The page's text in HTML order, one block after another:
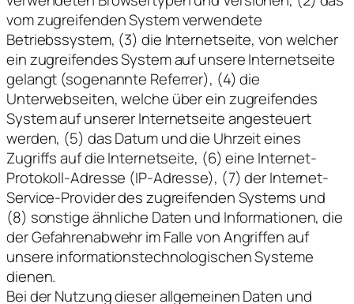
vom zugreifenden System verwendete
Betriebssystem, (3) die Internetseite, von welcher
ein zugreifendes System auf unsere Internetseite
gelangt (sogenannte Referrer), (4) die
Unterwebseiten, welche über ein zugreifendes
System auf unserer Internetseite angesteuert
werden, (5) das Datum und die Uhrzeit eines
Zugriffs auf die Internetseite, (6) eine Internet-
Protokoll-Adresse (IP-Adresse), (7) der Internet-
Service-Provider des zugreifenden Systems und
(8) sonstige ähnliche Daten und Informationen, die
der Gefahrenabwehr im Falle von Angriffen auf
unsere informationstechnologischen Systeme
dienen.
Bei der Nutzung dieser allgemeinen Daten und